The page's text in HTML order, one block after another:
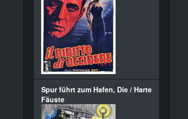
Spur führt zum Hafen, Die / Harte
Fäuste